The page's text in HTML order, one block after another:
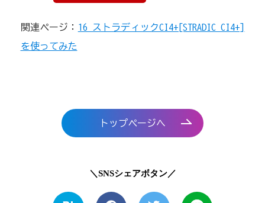
関連ページ： 16 ストラディックCI4+[STRADIC CI4+]
を使ってみた
トップページへ
＼SNSシェアボタン／